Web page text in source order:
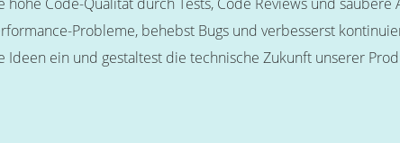
Probleme, behebst Bugs und verbesserst
Ideen ein und gestaltest die technische Zukunft unserer